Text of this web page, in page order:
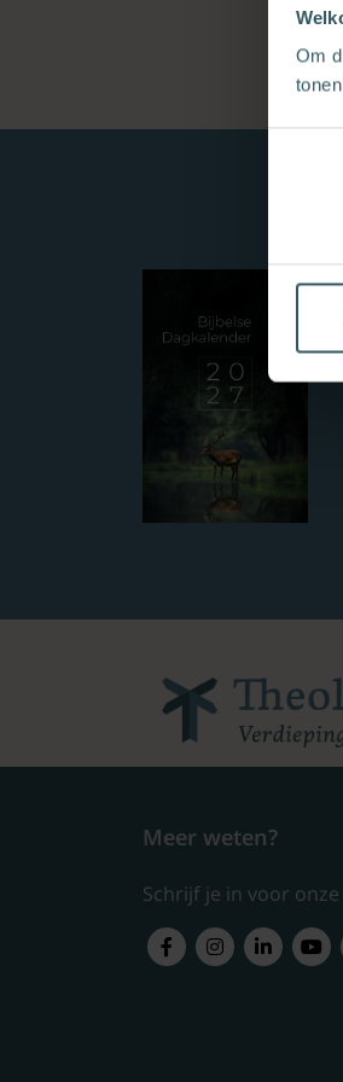
Om
Meer weten?
Schrijf je in voor